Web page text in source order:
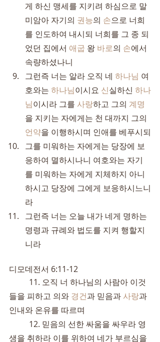
게 하신 맹세를 지키려 하심으로 말
미암아 자기의 권능의 손으로 너희
를 인도하여 내시되 너희를 그 종 되
었던 집에서 애굽 왕 바로의 손에서
속량하셨나니
그런즉 너는 알라 오직 네 하나님 여
호와는 하나님이시요 신실하신 하나
님이시라 그를 사랑하고 그의 계명
을 지키는 자에게는 천 대까지 그의
언약을 이행하시며 인애를 베푸시되
그를 미워하는 자에게는 당장에 보
응하여 멸하시나니 여호와는 자기
를 미워하는 자에게 지체하지 아니
하시고 당장에 그에게 보응하시느니
라
그런즉 너는 오늘 내가 네게 명하는
명령과 규례와 법도를 지켜 행할지
니라
디모데전서 6:11-12
들을 피하고 의와 경건과 믿음과 사랑과
인내와 온유를 따르며
생을 취하라 이를 위하여 네가 부르심을